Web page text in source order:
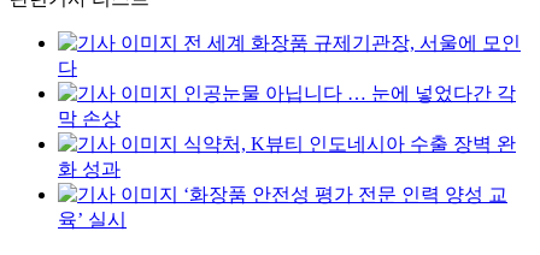
전 세계 화장품 규제기관장, 서울에 모인
다
인공눈물 아닙니다 … 눈에 넣었다간 각
막 손상
식약처, K뷰티 인도네시아 수출 장벽 완
화 성과
‘화장품 안전성 평가 전문 인력 양성 교
육’ 실시